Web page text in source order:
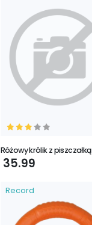
Różowy królik z piszczałką
35.99
Record